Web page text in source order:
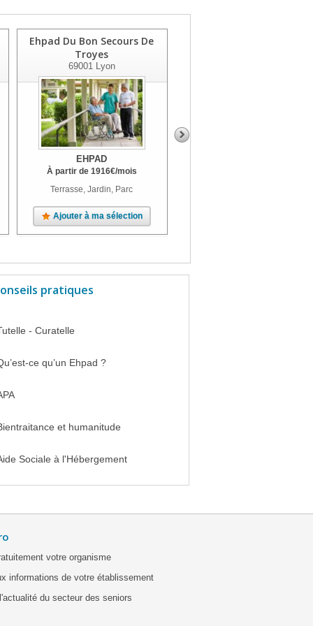
Ehpad Du Bon Secours De
Troyes
69001Lyon
EHPAD
À partir de 1916€/mois
Terrasse, Jardin, Parc
Ajouter à ma sélection
pratiques
- Curatelle
ce qu’un Ehpad ?
et humanitude
Sociale à l'Hébergement
votre organisme
informations de votre établissement
du secteur des seniors